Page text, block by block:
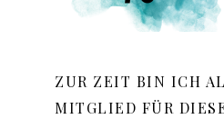
ZUR ZEIT BIN ICH
MITGLIED FÜR